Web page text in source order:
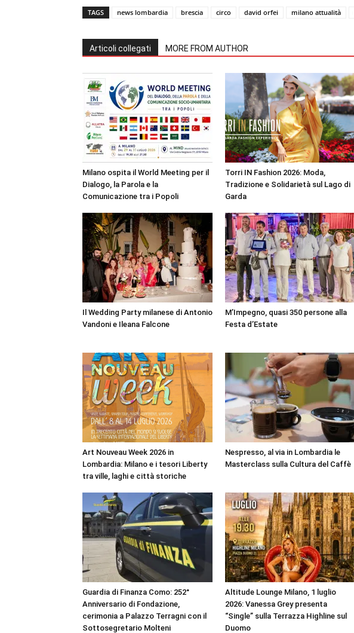
TAGS news lombardia brescia circo david orfei milano attualità
Articoli collegati MORE FROM AUTHOR
Milano ospita il World Meeting per il
Dialogo, la Parola e la
Comunicazione tra i Popoli
Torri IN Fashion 2026: Moda,
Tradizione e Solidarietà sul Lago di
Garda
Il Wedding Party milanese di Antonio
Vandoni e Ileana Falcone
M’Impegno, quasi 350 persone alla
Festa d’Estate
Art Nouveau Week 2026 in
Lombardia: Milano e i tesori Liberty
tra ville, laghi e città storiche
Nespresso, al via in Lombardia le
Masterclass sulla Cultura del Caffè
Guardia di Finanza Como: 252°
Anniversario di Fondazione,
cerimonia a Palazzo Terragni con il
Sottosegretario Molteni
Altitude Lounge Milano, 1 luglio
2026: Vanessa Grey presenta
“Single” sulla Terrazza Highline sul
Duomo